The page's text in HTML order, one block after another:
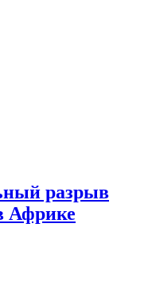
разрыв
Африке